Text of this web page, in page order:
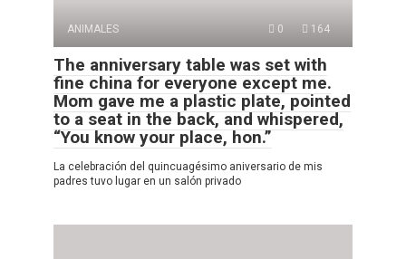
ANIMALES 0 164
The anniversary table was set with
fine china for everyone except me.
Mom gave me a plastic plate, pointed
to a seat in the back, and whispered,
“You know your place, hon.”
La celebración del quincuagésimo aniversario de mis
padres tuvo lugar en un salón privado